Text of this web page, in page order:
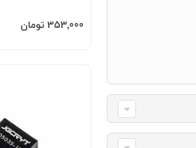
‎353٬000 تومان
افزودن به سبد